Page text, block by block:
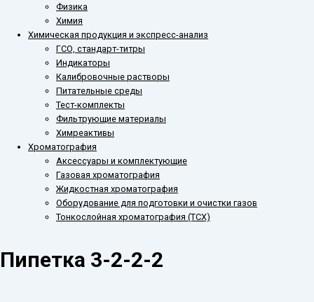
Физика
Химия
Химическая продукция и экспресс-анализ
ГСО, стандарт-титры
Индикаторы
Калибровочные растворы
Питательные среды
Тест-комплекты
Фильтрующие материалы
Химреактивы
Хроматография
Аксессуары и комплектующие
Газовая хроматография
Жидкостная хроматография
Оборудование для подготовки и очистки газов
Тонкослойная хроматография (ТСХ)
Пипетка 3-2-2-2